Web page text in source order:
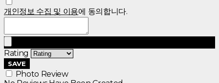
개인정보 수집 및 이용에 동의합니다.
Rating
SAVE
Photo Review